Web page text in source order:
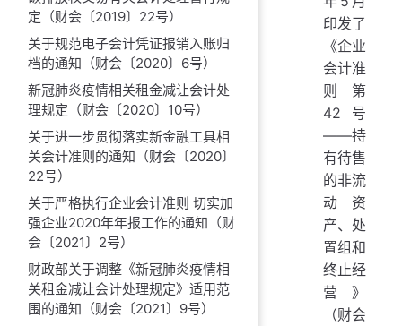
定（财会〔2019〕22号）
关于规范电子会计凭证报销入账归
档的通知（财会〔2020〕6号）
新冠肺炎疫情相关租金减让会计处
理规定（财会〔2020〕10号）
关于进一步贯彻落实新金融工具相
关会计准则的通知（财会〔2020〕
22号）
关于严格执行企业会计准则 切实加
强企业2020年年报工作的通知（财
会〔2021〕2号）
财政部关于调整《新冠肺炎疫情相
关租金减让会计处理规定》适用范
围的通知（财会〔2021〕9号）
印发了
《企业
会计准
则第
42号
——持
有待售
的非流
动资
产、处
置组和
终止经
营》
（财会